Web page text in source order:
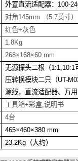
外置直流适配器：100-
对角145mm （5.7英寸）
红色+灰色
1.8Kg
268×168×60 mm
无源探头二根（1:1,10:1
压转换模块二只（UT-
源线，直流适配器、万
工具箱+彩盒,说明书
4台
465×460×380 mm
23.2Kg（大约）